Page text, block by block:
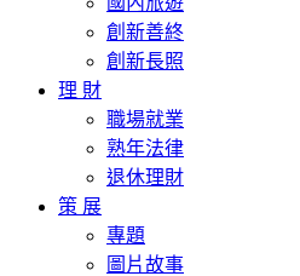
創新善終
創新長照
理 財
職場就業
熟年法律
退休理財
策 展
專題
圖片故事